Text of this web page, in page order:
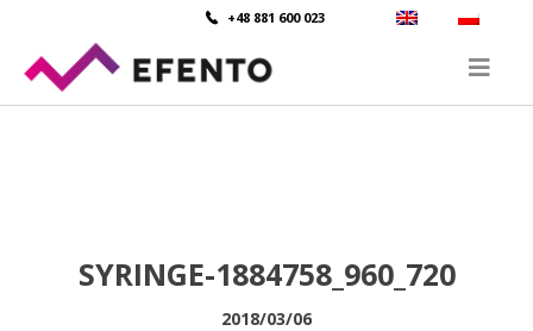
+48 881 600 023
SYRINGE-1884758_960_720
2018/03/06